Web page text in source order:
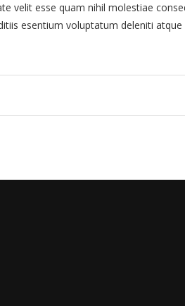
velit esse quam nihil molestiae
esentium voluptatum deleniti